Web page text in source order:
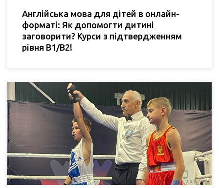
Англійська мова для дітей в онлайн-
форматі: Як допомогти дитині
заговорити? Курси з підтвердженням
рівня B1/B2!